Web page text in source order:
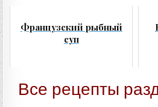
Французский рыбный
суп
Все рецепты